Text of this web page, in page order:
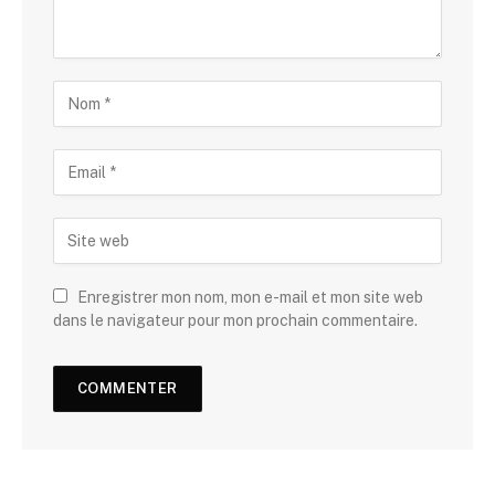
Enregistrer mon nom, mon e-mail et mon site web
dans le navigateur pour mon prochain commentaire.